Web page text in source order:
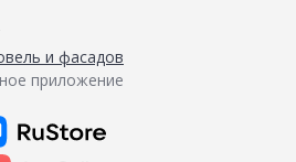
и фасадов
приложение